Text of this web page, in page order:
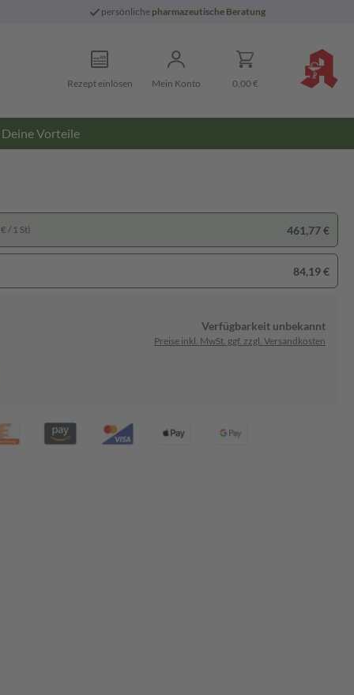
persönliche pharmazeutische Beratung
Rezept einlösen Mein Konto 0,00 €
Deine Vorteile
/ 1 St) 461,77 €
84,19 €
Verfügbarkeit unbekannt
Preise inkl. MwSt. ggf. zzgl. Versandkosten